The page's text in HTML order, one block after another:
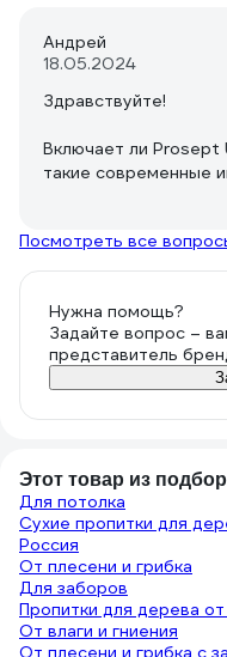
Андрей
18.05.2024
Здравствуйте!
Включает ли Prosept
такие современные
IPBC, OIT, DCOIT,
Спрашиваю, потому
(из триазолов меди)
некоторые из которые
меднотолерантны.
Даже хромомедный
от всех грибов на
20-50 л
Посмотреть все
Нужна помощь?
Задайте вопрос –
представитель
Этот товар из
Для потолка
Сухие пропитки для
Россия
От плесени и грибка
Для заборов
Пропитки для дерева от
От влаги и гниения
От плесени и грибка с